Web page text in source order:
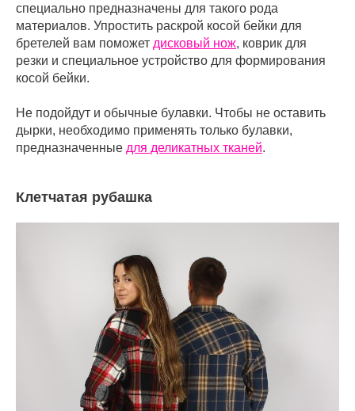
специально предназначены для такого рода
материалов. Упростить раскрой косой бейки для
бретелей вам поможет дисковый нож, коврик для
резки и специальное устройство для формирования
косой бейки.
Не подойдут и обычные булавки. Чтобы не оставить
дырки, необходимо применять только булавки,
предназначенные для деликатных тканей.
Клетчатая рубашка